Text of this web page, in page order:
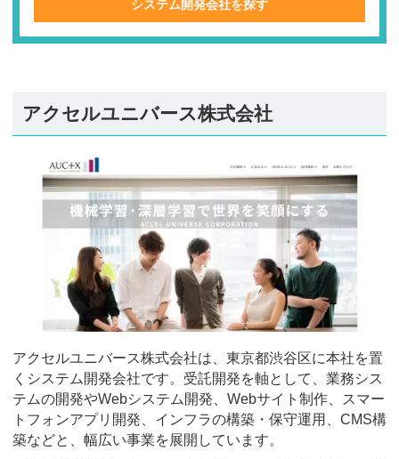
システム開発会社を探す
アクセルユニバース株式会社
アクセルユニバース株式会社は、東京都渋谷区に本社を置
くシステム開発会社です。受託開発を軸として、業務シス
テムの開発やWebシステム開発、Webサイト制作、スマー
トフォンアプリ開発、インフラの構築・保守運用、CMS構
築などと、幅広い事業を展開しています。